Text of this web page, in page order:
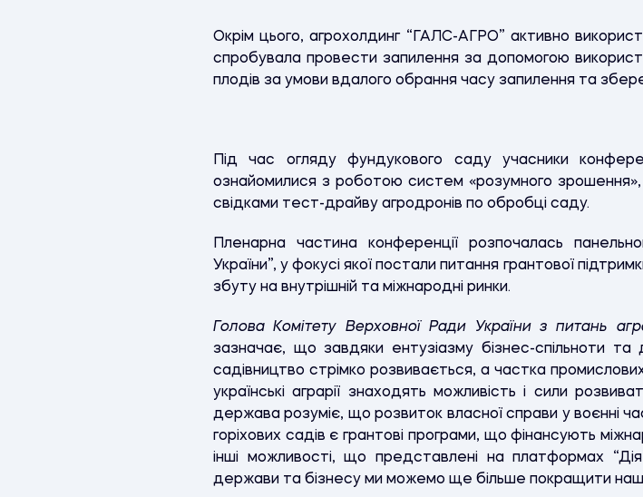
Окрім цього, агрохолдинг “ГАЛС-АГРО” активно
спробувала провести запилення за допомогою
плодів за умови вдалого обрання часу запилення та
Під час огляду фундукового саду учасники
ознайомилися з роботою систем «розумного зрошення»,
свідками тест-драйву агродронів по обробці саду.
Пленарна частина конференції розпочалась
України”, у фокусі якої постали питання грантової
збуту на внутрішній та міжнародні ринки.
Голова Комітету Верховної Ради України з питань
зазначає, що завдяки ентузіазму бізнес-спільноти та
садівництво стрімко розвивається, а частка
українські аграрії знаходять можливість і сили
держава розуміє, що розвиток власної справи у воєнні
горіхових садів є грантові програми, що фінансують
інші можливості, що представлені на платформах
держави та бізнесу ми можемо ще більше покращити